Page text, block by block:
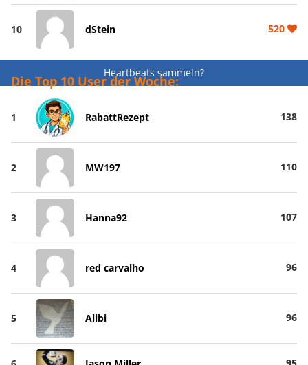
10 dStein 520
Heartbeats sammeln?
Die Top 10 User der Woche:
1 RabattRezept 138
2 MW197 110
3 Hanna92 107
4 red carvalho 96
5 Alibi 96
95